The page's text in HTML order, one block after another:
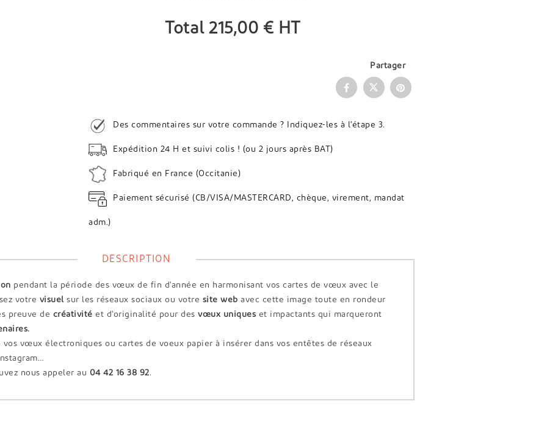
Total 215,00 € HT
Partager
Des commentaires sur votre commande ? Indiquez-les à l'étape 3.
Expédition 24 H et suivi colis ! (ou 2 jours après BAT)
Fabriqué en France (Occitanie)
Paiement sécurisé (CB/VISA/MASTERCARD, chèque, virement, mandat
adm.)
DESCRIPTION
pendant la période des vœux de fin d'année en harmonisant vos cartes de vœux avec le
votre visuelsur les réseaux sociaux ou votre site web avec cette image toute en rondeur
preuve de créativité et d'originalité pour des vœux uniques et impactants qui marqueront
vœux électroniques ou cartes de voeux papier à insérer dans vos entêtes de réseaux
nous appeler au 04 42 16 38 92.